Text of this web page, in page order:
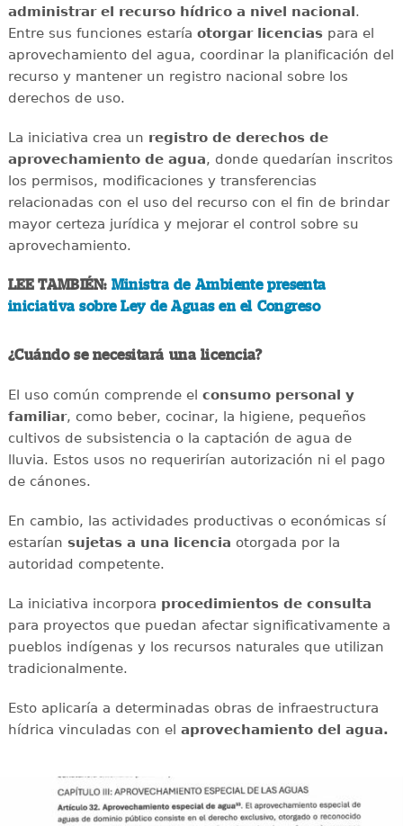
administrar el recurso hídrico a nivel nacional.
Entre sus funciones estaría otorgar licenciaspara el
aprovechamiento del agua, coordinar la planificación del
recurso y mantener un registro nacional sobre los
derechos de uso.
La iniciativa crea un registro de derechos de
aprovechamiento de agua, donde quedarían inscritos
los permisos, modificaciones y transferencias
relacionadas con el uso del recurso con el fin de brindar
mayor certeza jurídica y mejorar el control sobre su
aprovechamiento.
LEE TAMBIÉN: Ministra de Ambiente presenta
iniciativa sobre Ley de Aguas en el Congreso
¿Cuándo se necesitará una licencia?
El uso común comprende el consumo personal y
familiar, como beber, cocinar, la higiene, pequeños
cultivos de subsistencia o la captación de agua de
lluvia. Estos usos no requerirían autorización ni el pago
de cánones.
En cambio, las actividades productivas o económicas sí
estarían sujetas a una licencia otorgada por la
autoridad competente.
La iniciativa incorpora procedimientos de consulta
para proyectos que puedan afectar significativamente a
pueblos indígenas y los recursos naturales que utilizan
tradicionalmente.
Esto aplicaría a determinadas obras de infraestructura
hídrica vinculadas con el aprovechamiento del agua.